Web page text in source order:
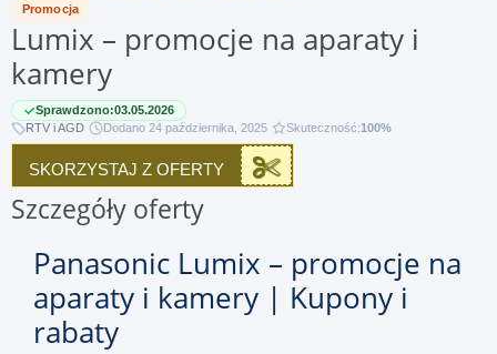
Promocja
Lumix – promocje na aparaty i
kamery
Sprawdzono:03.05.2026
RTV i AGD
Dodano 24 października, 2025 Skuteczność:100%
SKORZYSTAJ Z OFERTY
Szczegóły oferty
Panasonic Lumix – promocje na
aparaty i kamery | Kupony i
rabaty